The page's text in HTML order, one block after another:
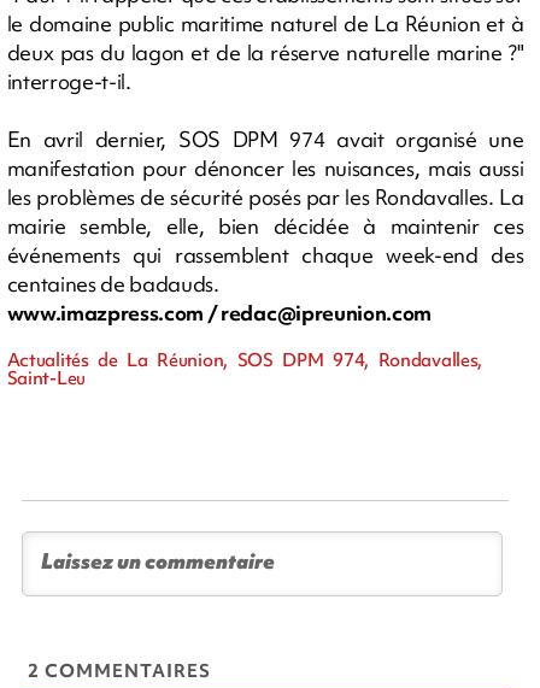
le domaine public maritime naturel de La Réunion et à
deux pas du lagon et de la réserve naturelle marine ?"
interroge-t-il.
En avril dernier, SOS DPM 974 avait organisé une
manifestation pour dénoncer les nuisances, mais aussi
les problèmes de sécurité posés par les Rondavalles. La
mairie semble, elle, bien décidée à maintenir ces
événements qui rassemblent chaque week-end des
centaines de badauds.
www.imazpress.com /redac@ipreunion.com
Actualités de La Réunion, SOS DPM 974, Rondavalles,
Saint-Leu
2 COMMENTAIRES